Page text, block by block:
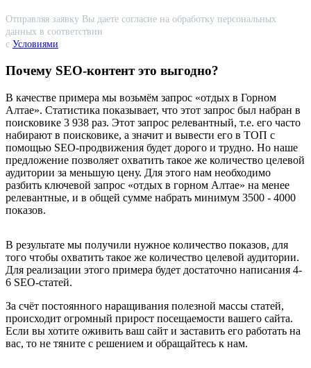
Отправляя заявку Вы даете согласие на обработку персональных
данных в соответствии
с Условиями
Почему SEO-контент это выгодно?
В качестве примера мы возьмём запрос «отдых в Горном
Алтае». Статистика показывает, что этот запрос был набран в
поисковике 3 938 раз. Этот запрос релевантный, т.е. его часто
набирают в поисковике, а значит и вывести его в ТОП с
помощью SEO-продвижения будет дорого и трудно. Но наше
предложение позволяет охватить такое же количество целевой
аудитории за меньшую цену. Для этого нам необходимо
разбить ключевой запрос «отдых в горном Алтае» на менее
релевантные, и в общей сумме набрать минимум 3500 - 4000
показов.
В результате мы получили нужное количество показов, для
того чтобы охватить такое же количество целевой аудитории.
Для реализации этого примера будет достаточно написания 4-
6 SEO-статей.
За счёт постоянного наращивания полезной массы статей,
происходит огромный прирост посещаемости вашего сайта.
Если вы хотите оживить ваш сайт и заставить его работать на
вас, то не тяните с решением и обращайтесь к нам.